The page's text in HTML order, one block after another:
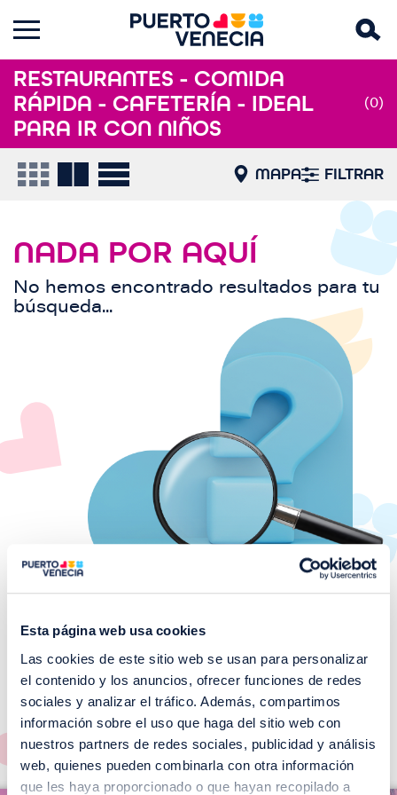
Esta página web usa cookies
Las cookies de este sitio web se usan para personalizar
el contenido y los anuncios, ofrecer funciones de redes
sociales y analizar el tráfico. Además, compartimos
información sobre el uso que haga del sitio web con
nuestros partners de redes sociales, publicidad y análisis
web, quienes pueden combinarla con otra información
que les haya proporcionado o que hayan recopilado a
RESTAURANTES - COMIDA
RÁPIDA - CAFETERÍA - IDEAL
PARA IR CON NIÑOS
(0)
MAPA FILTRAR
NADA POR AQUÍ
No hemos encontrado resultados para tu
búsqueda...
¡No te pierdas nuestros
EVENTOS!
Ver todos >